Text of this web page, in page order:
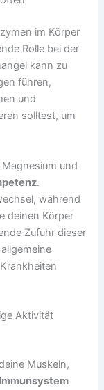
im Körper
Rolle bei der
kann zu
führen,
und
solltest, um
und
.
während
deinen Körper
Zufuhr dieser
Aktivität
Muskeln,
Immunsystem